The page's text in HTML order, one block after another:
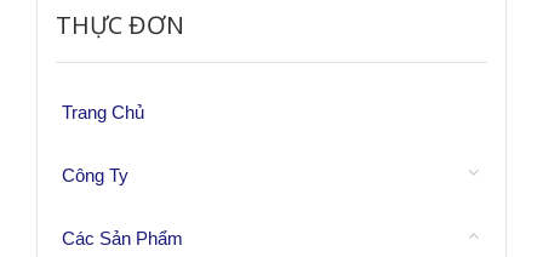
THỰC ĐƠN
Trang Chủ
Công Ty
Các Sản Phẩm